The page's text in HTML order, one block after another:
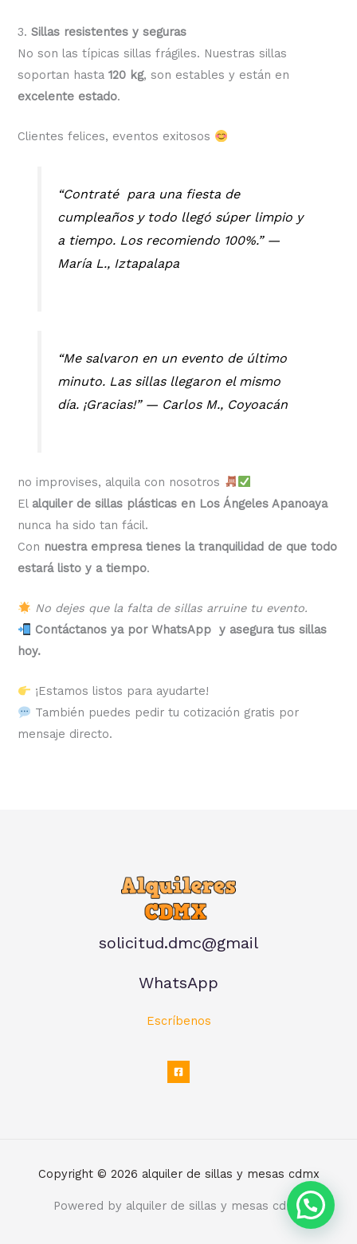
3.Sillas resistentes y seguras
No son las típicas sillas frágiles. Nuestras sillas
soportan hasta120 kg, son estables y están en
excelente estado.
Clientes felices, eventos exitosos
“Contraté para una fiesta de
cumpleaños y todo llegó súper limpio y
a tiempo. Los recomiendo 100%.” —
María L., Iztapalapa
“Me salvaron en un evento de último
minuto. Las sillas llegaron el mismo
día. ¡Gracias!” — Carlos M., Coyoacán
no improvises, alquila con nosotros
El alquiler de sillas plásticas en Los Ángeles Apanoaya
nunca ha sido tan fácil.
Con nuestra empresa tienes la tranquilidad de que todo
estará listo y a tiempo.
No dejes que la falta de sillas arruine tu evento.
Contáctanos ya por WhatsApp y asegura tus sillas
hoy.
¡Estamos listos para ayudarte!
También puedes pedir tu cotización gratis por
mensaje directo.
solicitud.dmc@gmail
WhatsApp
Escríbenos
Copyright © 2026 alquiler de sillas y mesas cdmx
Powered by alquiler de sillas y mesas cdmx